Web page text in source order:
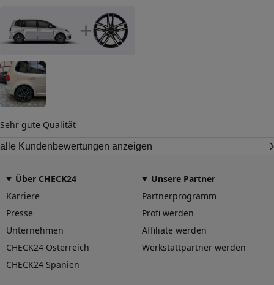
+
Sehr gute Qualität
alle Kundenbewertungen anzeigen
Über CHECK24
Karriere
Presse
Unternehmen
CHECK24 Österreich
CHECK24 Spanien
Unsere Partner
Partnerprogramm
Profi werden
Affiliate werden
Werkstattpartner werden